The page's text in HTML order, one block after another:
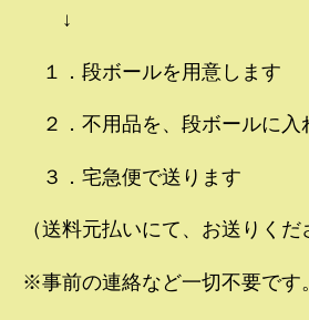
↓
１．段ボールを用意します
２．不用品を、段ボールに入
３．宅急便で送ります
（送料元払いにて、お送りくだ
※事前の連絡など一切不要です。